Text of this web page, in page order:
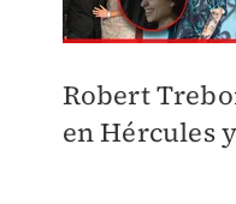
Robert
enHércules